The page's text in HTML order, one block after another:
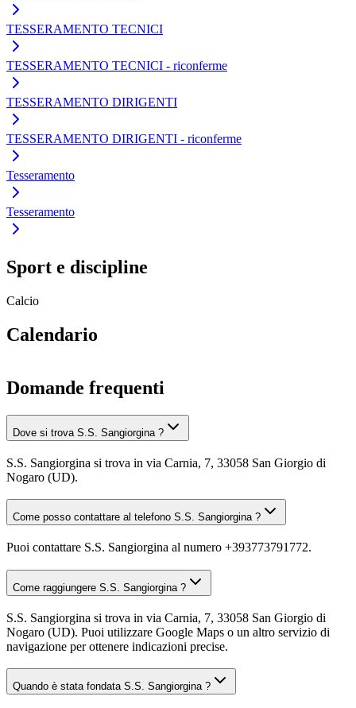
TESSERAMENTO TECNICI
TESSERAMENTO TECNICI - riconferme
TESSERAMENTO DIRIGENTI
TESSERAMENTO DIRIGENTI - riconferme
Tesseramento
Tesseramento
Sport e discipline
Calcio
Calendario
Domande frequenti
Dove si trova S.S. Sangiorgina ?
S.S. Sangiorgina si trova in via Carnia, 7, 33058 San Giorgio di
Nogaro (UD).
Come posso contattare al telefono S.S. Sangiorgina ?
Puoi contattare S.S. Sangiorgina al numero +393773791772.
Come raggiungere S.S. Sangiorgina ?
S.S. Sangiorgina si trova in via Carnia, 7, 33058 San Giorgio di
Nogaro (UD). Puoi utilizzare Google Maps o un altro servizio di
navigazione per ottenere indicazioni precise.
Quando è stata fondata S.S. Sangiorgina ?